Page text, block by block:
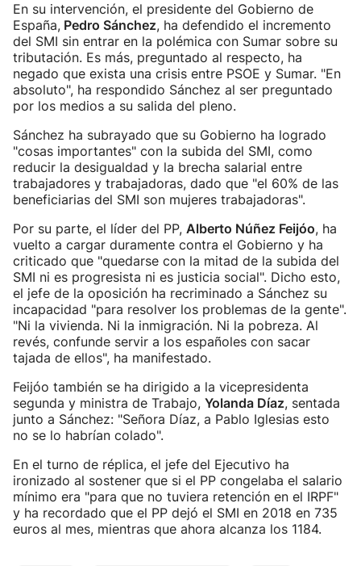
En su intervención, el presidente del Gobierno de
España, Pedro Sánchez, ha defendido el incremento
del SMI sin entrar en la polémica con Sumar sobre su
tributación. Es más, preguntado al respecto, ha
negado que exista una crisis entre PSOE y Sumar. "En
absoluto", ha respondido Sánchez al ser preguntado
por los medios a su salida del pleno.
Sánchez ha subrayado que su Gobierno ha logrado
"cosas importantes" con la subida del SMI, como
reducir la desigualdad y la brecha salarial entre
trabajadores y trabajadoras, dado que "el 60% de las
beneficiarias del SMI son mujeres trabajadoras".
Por su parte, el líder del PP, Alberto Núñez Feijóo, ha
vuelto a cargar duramente contra el Gobierno y ha
criticado que "quedarse con la mitad de la subida del
SMI ni es progresista ni es justicia social". Dicho esto,
el jefe de la oposición ha recriminado a Sánchez su
incapacidad "para resolver los problemas de la gente".
"Ni la vivienda. Ni la inmigración. Ni la pobreza. Al
revés, confunde servir a los españoles con sacar
tajada de ellos", ha manifestado.
Feijóo también se ha dirigido a la vicepresidenta
segunda y ministra de Trabajo, Yolanda Díaz, sentada
junto a Sánchez: "Señora Díaz, a Pablo Iglesias esto
no se lo habrían colado".
En el turno de réplica, el jefe del Ejecutivo ha
ironizado al sostener que si el PP congelaba el salario
mínimo era "para que no tuviera retención en el IRPF"
y ha recordado que el PP dejó el SMI en 2018 en 735
euros al mes, mientras que ahora alcanza los 1184.